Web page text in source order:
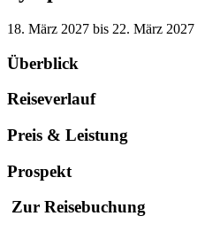
18. März 2027 bis 22. März 2027
Überblick
Reiseverlauf
Preis & Leistung
Prospekt
Zur Reisebuchung